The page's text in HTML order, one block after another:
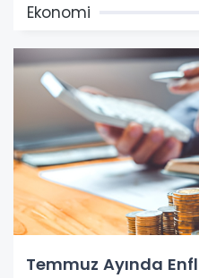
Ekonomi
Temmuz Ayında